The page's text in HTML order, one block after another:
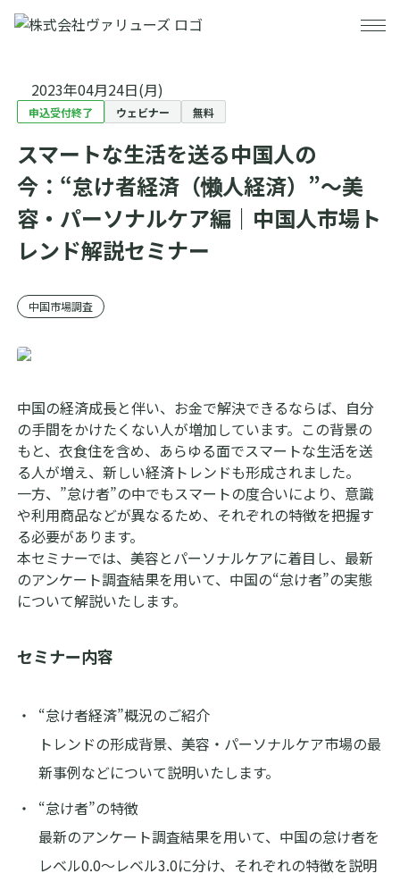
事業・サービス
事業・サービストップ
データプラットフォーム
マナミナ
セミナー
私たちが大切にしていること
会社概要・沿革
アクセス
代表・役員プロフィール
お問い合わせ
Dockpit 無料登録
Dockpit 無料版 ログイン
story bank ログイン
2023年04月24日(月)
申込受付終了 ウェビナー 無料
スマートな生活を送る中国人の
今：“怠け者経済（懒人経済）”～美
容・パーソナルケア編｜中国人市場ト
レンド解説セミナー
中国市場調査
中国の経済成長と伴い、お金で解決できるならば、自分
の手間をかけたくない人が増加しています。この背景の
もと、衣食住を含め、あらゆる面でスマートな生活を送
る人が増え、新しい経済トレンドも形成されました。
一方、”怠け者”の中でもスマートの度合いにより、意識
や利用商品などが異なるため、それぞれの特徴を把握す
る必要があります。
本セミナーでは、美容とパーソナルケアに着目し、最新
のアンケート調査結果を用いて、中国の“怠け者”の実態
について解説いたします。
セミナー内容
“怠け者経済”概況のご紹介
トレンドの形成背景、美容・パーソナルケア市場の最
新事例などについて説明いたします。
“怠け者”の特徴
最新のアンケート調査結果を用いて、中国の怠け者を
レベル0.0～レベル3.0に分け、それぞれの特徴を説明